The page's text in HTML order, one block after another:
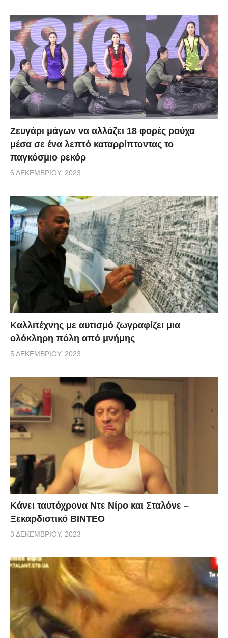
Zευγάρι μάγων να αλλάζει 18 φορές ρούχα
μέσα σε ένα λεπτό καταρρίπτοντας το
παγκόσμιο ρεκόρ
6 ΔΕΚΕΜΒΡΊΟΥ, 2023
Καλλιτέχνης με αυτισμό ζωγραφίζει μια
ολόκληρη πόλη από μνήμης
5 ΔΕΚΕΜΒΡΊΟΥ, 2023
Κάνει ταυτόχρονα Ντε Νίρο και Σταλόνε –
Ξεκαρδιστικό ΒΙΝΤΕΟ
3 ΔΕΚΕΜΒΡΊΟΥ, 2023